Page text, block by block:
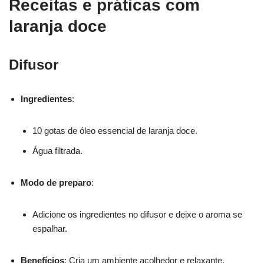
Receitas e práticas com
laranja doce
Difusor
Ingredientes:
10 gotas de óleo essencial de laranja doce.
Água filtrada.
Modo de preparo:
Adicione os ingredientes no difusor e deixe o aroma se
espalhar.
Benefícios: Cria um ambiente acolhedor e relaxante.